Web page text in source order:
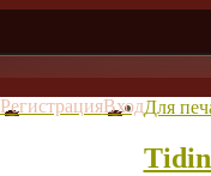
РегистрацияВходДля